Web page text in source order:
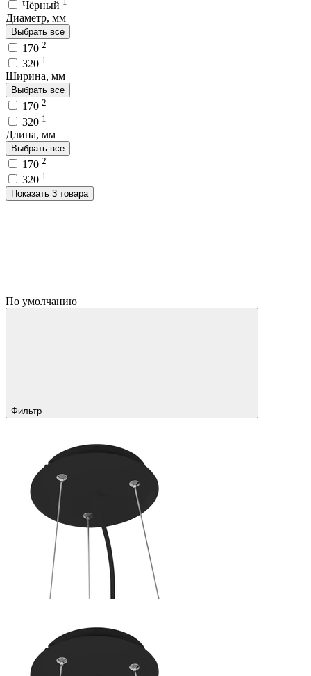
Чёрный
Диаметр, мм
Выбрать все
170 2
320 1
Ширина, мм
Выбрать все
170 2
320 1
Длина, мм
Выбрать все
170 2
320 1
Показать 3 товара
По умолчанию
Фильтр